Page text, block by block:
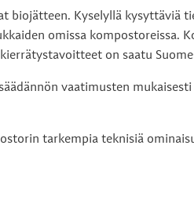
Kyselyllä kysyttäviä
omissa kompostoreissa.
on saatu
vaatimusten
tarkempia teknisiä